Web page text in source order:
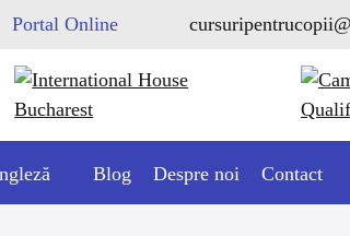
Portal Online
Blog Despre noi Contact